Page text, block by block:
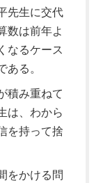
先生に交代
数は前年よ
なるケース
ある。
積み重ねて
は、わから
を持って捨
をかける問